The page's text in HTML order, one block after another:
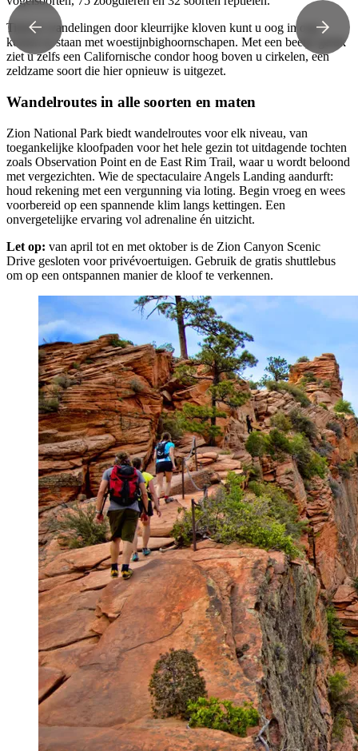
Tijdens wandelingen door kleurrijke kloven kunt u oog in oog
komen te staan met woestijnbighoornschapen. Met een beetje geluk
ziet u zelfs een Californische condor hoog boven u cirkelen, een
zeldzame soort die hier opnieuw is uitgezet.
Wandelroutes in alle soorten en maten
Zion National Park biedt wandelroutes voor elk niveau, van
toegankelijke kloofpaden voor het hele gezin tot uitdagende tochten
zoals Observation Point en de East Rim Trail, waar u wordt beloond
met vergezichten. Wie de spectaculaire Angels Landing aandurft:
houd rekening met een vergunning via loting. Begin vroeg en wees
voorbereid op een spannende klim langs kettingen. Een
onvergetelijke ervaring vol adrenaline én uitzicht.
Let op: van april tot en met oktober is de Zion Canyon Scenic
Drive gesloten voor privévoertuigen. Gebruik de gratis shuttlebus
om op een ontspannen manier de kloof te verkennen.